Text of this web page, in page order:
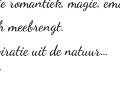
meebrengt.
uit de natuur…